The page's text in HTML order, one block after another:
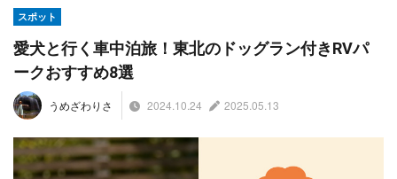
スポット
愛犬と行く車中泊旅！東北のドッグラン付きRVパ
ークおすすめ8選
うめざわりさ 2024.10.24 2025.05.13